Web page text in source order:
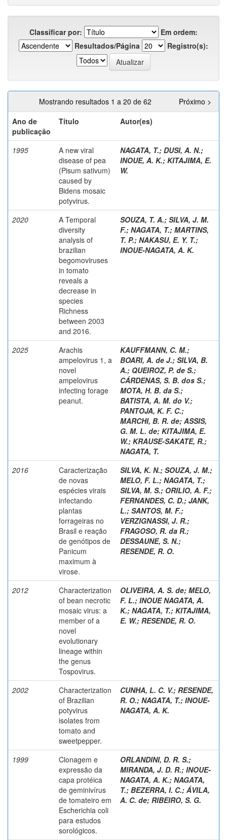
Classificar por:
Em ordem:
Resultados/Página
Registro(s):
Mostrando resultados 1 a 20 de 62
Próximo >
Ano de
publicação
Título Autor(es)
1995
A new viral
disease of pea
(Pisum sativum)
caused by
Bidens mosaic
potyvirus.
NAGATA, T.; DUSI, A. N.;
INOUE, A. K.; KITAJIMA, E.
W.
2020
A Temporal
diversity
analysis of
brazilian
begomoviruses
in tomato
reveals a
decrease in
species
Richness
between 2003
and 2016.
SOUZA, T. A.; SILVA, J. M.
F.; NAGATA, T.; MARTINS,
T. P.; NAKASU, E. Y. T.;
INOUE-NAGATA, A. K.
2025
Arachis
ampelovirus 1, a
novel
ampelovirus
infecting forage
peanut.
KAUFFMANN, C. M.;
BOARI, A. de J.; SILVA, B.
A.; QUEIROZ, P. de S.;
CÁRDENAS, S. B. dos S.;
MOTA, H. B. da S.;
BATISTA, A. M. do V.;
PANTOJA, K. F. C.;
MARCHI, B. R. de; ASSIS,
G. M. L. de; KITAJIMA, E.
W.; KRAUSE-SAKATE, R.;
NAGATA, T.
2016
Caracterização
de novas
espécies virais
infectando
plantas
forrageiras no
Brasil e reação
de genótipos de
Panicum
maximum à
virose.
SILVA, K. N.; SOUZA, J. M.;
MELO, F. L.; NAGATA, T.;
SILVA, M. S.; ORILIO, A. F.;
FERNANDES, C. D.; JANK,
L.; SANTOS, M. F.;
VERZIGNASSI, J. R.;
FRAGOSO, R. da R.;
DESSAUNE, S. N.;
RESENDE, R. O.
2012
Characterization
of bean necrotic
mosaic virus: a
member of a
novel
evolutionary
lineage within
the genus
Tospovirus.
OLIVEIRA, A. S. de; MELO,
F. L.; INOUE NAGATA, A.
K.; NAGATA, T.; KITAJIMA,
E. W.; RESENDE, R. O.
2002
Characterization
of Brazilian
potyvirus
isolates from
tomato and
sweetpepper.
CUNHA, L. C. V.; RESENDE,
R. O.; NAGATA, T.; INOUE-
NAGATA, A. K.
1999
Clonagem e
expressão da
capa protéica
de geminivírus
de tomateiro em
Escherichia coli
para estudos
sorológicos.
ORLANDINI, D. R. S.;
MIRANDA, J. D. R.; INOUE-
NAGATA, A. K.; NAGATA,
T.; BEZERRA, I. C.; ÁVILA,
A. C. de; RIBEIRO, S. G.